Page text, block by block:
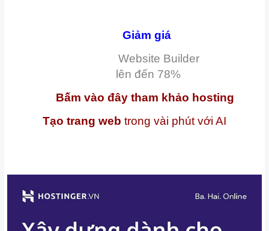
Giảm giá
Website Builder
lên đến 78%
Bấm vào đây tham khảo hosting
Tạo trang web trong vài phút với AI